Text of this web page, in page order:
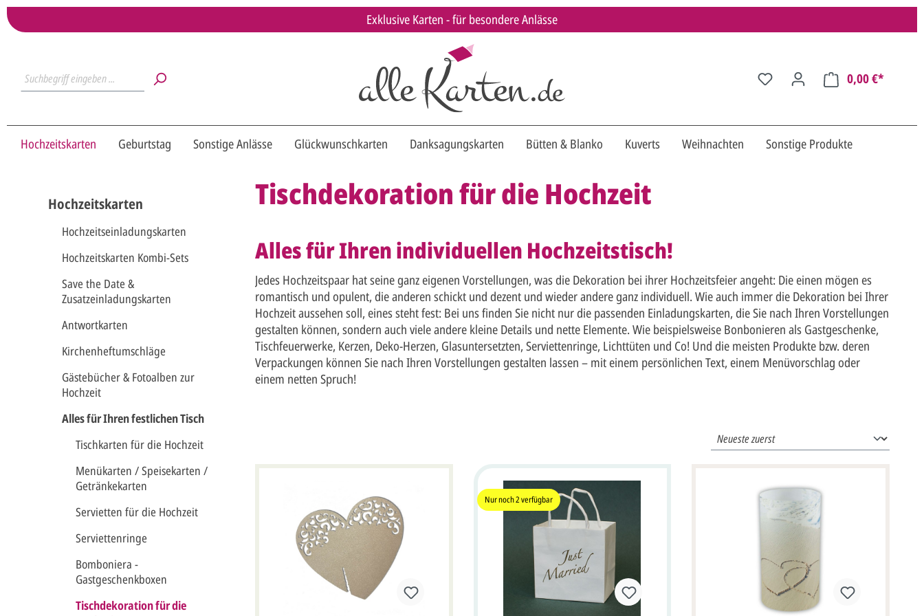
Exklusive Karten - für besondere Anlässe
0,00 €*
Hochzeitskarten Geburtstag Sonstige Anlässe Glückwunschkarten Danksagungskarten Bütten & Blanko Kuverts Weihnachten Sonstige Produkte
Hochzeitskarten
Hochzeitseinladungskarten
Hochzeitskarten Kombi-Sets
Save the Date &
Zusatzeinladungskarten
Antwortkarten
Kirchenheftumschläge
Gästebücher & Fotoalben zur
Hochzeit
Alles für Ihren festlichen Tisch
Tischkarten für die Hochzeit
Menükarten / Speisekarten /
Getränkekarten
Servietten für die Hochzeit
Serviettenringe
Bomboniera -
Gastgeschenkboxen
Tischdekoration für die
Tischdekoration für die Hochzeit
Alles für Ihren individuellen Hochzeitstisch!
Jedes Hochzeitspaar hat seine ganz eigenen Vorstellungen, was die Dekoration bei ihrer Hochzeitsfeier angeht: Die einen mögen es
romantisch und opulent, die anderen schickt und dezent und wieder andere ganz individuell. Wie auch immer die Dekoration bei Ihrer
Hochzeit aussehen soll, eines steht fest: Bei uns finden Sie nicht nur die passenden Einladungskarten, die Sie nach Ihren Vorstellungen
gestalten können, sondern auch viele andere kleine Details und nette Elemente. Wie beispielsweise Bonbonieren als Gastgeschenke,
Tischfeuerwerke, Kerzen, Deko-Herzen, Glasuntersetzten, Serviettenringe, Lichttüten und Co! Und die meisten Produkte bzw. deren
Verpackungen können Sie nach Ihren Vorstellungen gestalten lassen – mit einem persönlichen Text, einem Menüvorschlag oder
einem netten Spruch!
Nur noch2verfügbar